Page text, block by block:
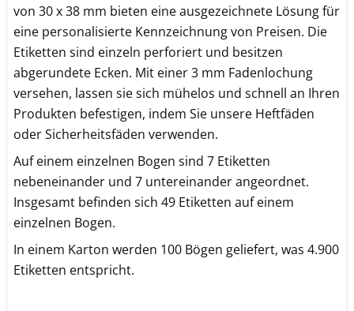
von 30 x 38 mm bieten eine ausgezeichnete Lösung für
eine personalisierte Kennzeichnung von Preisen. Die
Etiketten sind einzeln perforiert und besitzen
abgerundete Ecken. Mit einer 3 mm Fadenlochung
versehen, lassen sie sich mühelos und schnell an Ihren
Produkten befestigen, indem Sie unsere Heftfäden
oder Sicherheitsfäden verwenden.
Auf einem einzelnen Bogen sind 7 Etiketten
nebeneinander und 7 untereinander angeordnet.
Insgesamt befinden sich 49 Etiketten auf einem
einzelnen Bogen.
In einem Karton werden 100 Bögen geliefert, was 4.900
Etiketten entspricht.